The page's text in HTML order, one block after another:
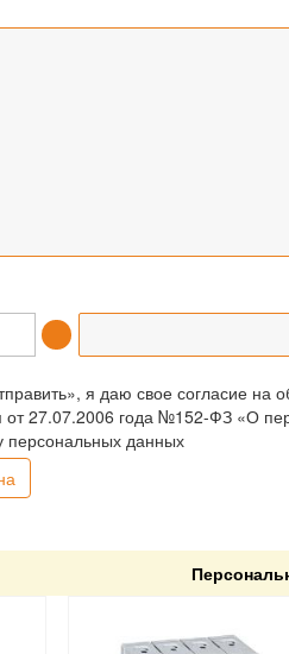
я даю свое согласие на
27.07.2006 года №152-ФЗ «О
персональных данных